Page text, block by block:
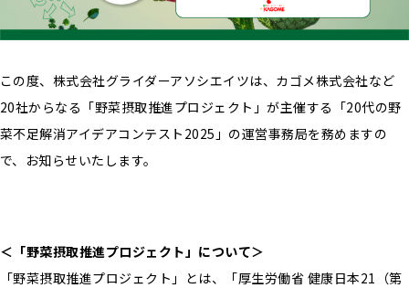
この度、株式会社グライダーアソシエイツは、カゴメ株式会社など
20社からなる「野菜摂取推進プロジェクト」が主催する「20代の野
菜不足解消アイデアコンテスト2025」の運営事務局を務めますの
で、お知らせいたします。
＜「野菜摂取推進プロジェクト」について＞
「野菜摂取推進プロジェクト」とは、「厚生労働省 健康日本21（第